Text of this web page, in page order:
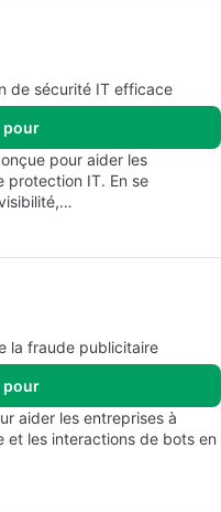
de sécurité IT efficace
pour
pour aider les
protection IT. En se
la fraude publicitaire
pour
aider les entreprises à
les interactions de bots en